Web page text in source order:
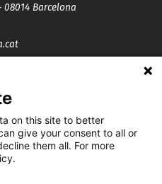
Barcelona
on this site to better
give your consent to all or
them all. For more